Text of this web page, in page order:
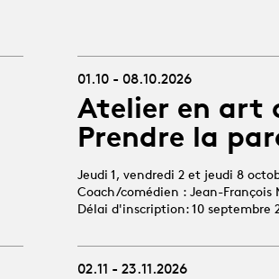
01.10 - 08.10.2026
Atelier en art
Prendre la
Jeudi 1, vendredi 2 et jeudi 8
Coach/comédien : Jean-François
Délai d'inscription: 10 septembre
02.11 - 23.11.2026